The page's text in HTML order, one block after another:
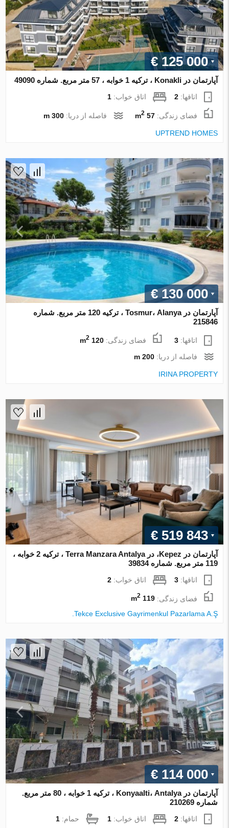
€ 125 000
آپارتمان در Konakli ، ترکیه 1 خوابه ، 57 متر مربع. شماره 49090
اتاقها:2 اتاق خواب:1
فضای زندگی:57 m
2 فاصله از دریا:300 m
UPTREND HOMES
€ 130 000
آپارتمان در Tosmur، Alanya ، ترکیه 120 متر مربع. شماره
215846
اتاقها:3 فضای زندگی:120 m
2
فاصله از دریا:200 m
IRINA PROPERTY
€ 519 843
آپارتمان در Kepez، در Terra Manzara Antalya ، ترکیه 2 خوابه ،
119 متر مربع. شماره 39834
اتاقها:3 اتاق خواب:2
فضای زندگی:119 m
2
Tekce Exclusive Gayrimenkul Pazarlama A.Ş.
€ 114 000
آپارتمان در Konyaalti، Antalya ، ترکیه 1 خوابه ، 80 متر مربع.
شماره 210269
اتاقها:2 اتاق خواب:1 حمام:1